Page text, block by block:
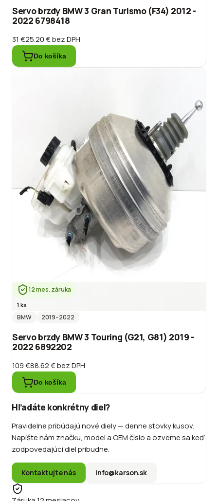
Servo brzdy BMW 3 Gran Turismo (F34) 2012 -
2022 6798418
31 €25.20 €bez DPH
Do košíka
12 mes. záruka
1 ks
BMW
2019–2022
Servo brzdy BMW 3 Touring (G21, G81) 2019 -
2022 6892202
109 €88.62 €bez DPH
Do košíka
Hľadáte konkrétny diel?
Pravidelne pribúdajú nové diely — denne stovky kusov.
Napíšte nám značku, model a OEM číslo a ozveme sa keď
zodpovedajúci diel pribudne.
Kontaktujte nás info@karson.sk